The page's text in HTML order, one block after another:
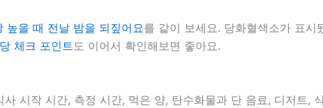
높을 때 전날 밤을 되짚어요를 같이 보세요. 당화혈색소가 표시
체크 포인트도 이어서 확인해보면 좋아요.
시작 시간, 측정 시간, 먹은 양, 탄수화물과 단 음료, 디저트,